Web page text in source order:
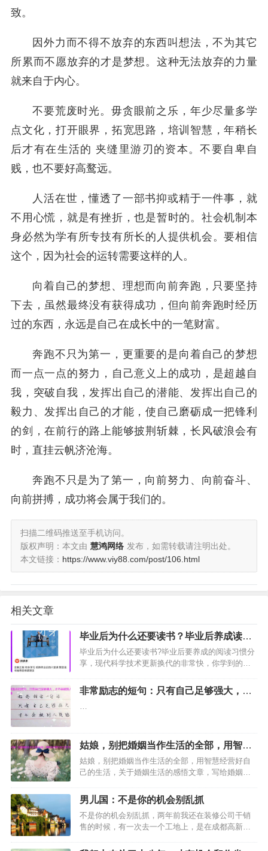
致。
因外力而不得不放弃的东西叫想法，不为其它
所累而不愿放弃的才是梦想。这种无法放弃的力量
就来自于内心。
不要荒废时光。毋贪眼前之乐，年少尽量多学
点文化，打开眼界，拓宽思路，培训智慧，年稍长
后才有在生活的 夹缝里游刃的资本。不要自卑自
贱，也不要好高鹜远。
人活在世，懂透了一部书抑或精于一件事，就
不用心慌，就是有挫折，也是暂时的。社会机制本
身必然为学有所专技有所长的人提供机会。要相信
这个，因为社会的运转需要这样的人。
向着自己的梦想、理想而向前奔跑，只要坚持
下去，虽然最终没有获得成功，但向前奔跑时经历
过的东西，永远是自己在成长中的一笔财富。
奔跑不只为第一，更重要的是向着自己的梦想
而一点一点的努力，自己意义上的成功，是超越自
我，突破自我，发挥出自己的潜能、发挥出自己的
毅力、发挥出自己的才能，使自己磨砺成一把锋利
的剑，在前行的路上能够披荆斩棘，长风破浪会有
时，直挂云帆济沧海。
奔跑不只是为了第一，向前努力、向前奋斗、
向前拼搏，成功将会属于我们的。
扫描二维码推送至手机访问。
版权声明：本文由 慧鸿网络 发布，如需转载请注明出处。
本文链接： https://www.viy88.com/post/106.html
相关文章
毕业后为什么还要读书？毕业后养成读书
习惯的技巧和建议
毕业后为什么还要读书?毕业后要养成的阅读习惯分
享，现代科学技术更新换代的非常快，你学到的知
的！…
非常励志的短句：只有自己足够强大，才
…
姑娘，别把婚姻当作生活的全部，用智慧
经营好自己的生活
姑娘，别把婚姻当作生活的全部，用智慧经营好自
己的生活，关于婚姻生活的感悟文章，写给婚姻生
部，用智慧经营好自己的生活，做一个幸福的女
人。婚姻生活…
男儿国：不是你的机会别乱抓
不是你的机会别乱抓，两年前我还在装修公司干销
售的时候，有一次去一个工地上，是在成都高新西